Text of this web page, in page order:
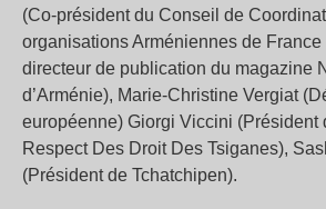
(Co-président du Conseil de
organisations Arméniennes de
directeur de publication du magazine
d’Arménie), Marie-Christine Vergiat
européenne) Giorgi Viccini (Président
Respect Des Droit Des Tsiganes),
(Président de Tchatchipen).